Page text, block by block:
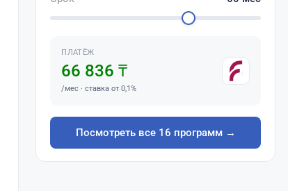
ПЛАТЁЖ
66 836 ₸
/мес · ставка от 0,1%
Посмотреть все 16 программ →